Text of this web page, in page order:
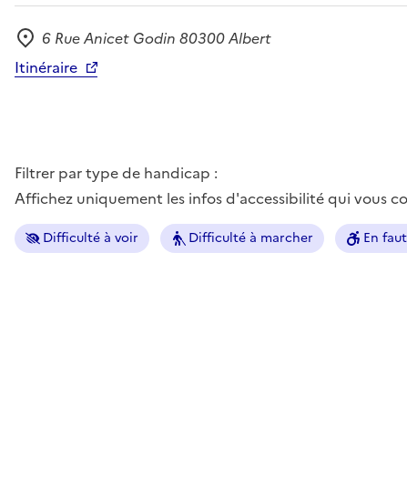
Adresse
6 Rue Anicet Godin 80300 Albert
Itinéraire
Filtrer par type de handicap :
Affichez uniquement les infos d'accessibilité qui vous
Difficulté à voir Difficulté à marcher En